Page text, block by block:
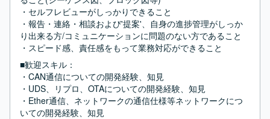
・セルフレビューがしっかりできること
・報告・連絡・相談および'提案'、自身の進捗管理がしっか
り出来る方/コミュニケーションに問題のない方であること
・スピード感、責任感をもって業務対応ができること
■歓迎スキル：
・CAN通信についての開発経験、知見
・UDS、リプロ、OTAについての開発経験、知見
・Ether通信、ネットワークの通信仕様等ネットワークにつ
いての開発経験、知見